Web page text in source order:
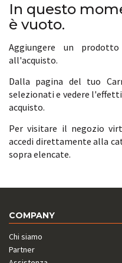
In questo
è vuoto.
Aggiungere un
all'acquisto.
Dalla pagina del tuo
selezionati e vedere
acquisto.
Per visitare il negozio
accedi direttamente alla
sopra elencate.
COMPANY
Chi siamo
Partner